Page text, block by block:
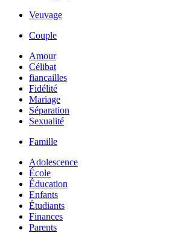
Veuvage
Couple
Amour
Célibat
fiancailles
Fidélité
Mariage
Séparation
Sexualité
Famille
Adolescence
École
Éducation
Enfants
Étudiants
Finances
Parents